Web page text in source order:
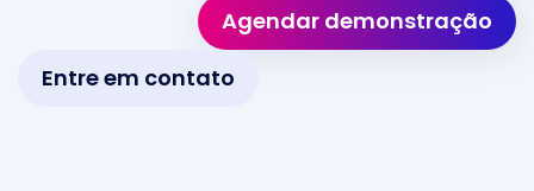
Agendar demonstração
Entre em contato